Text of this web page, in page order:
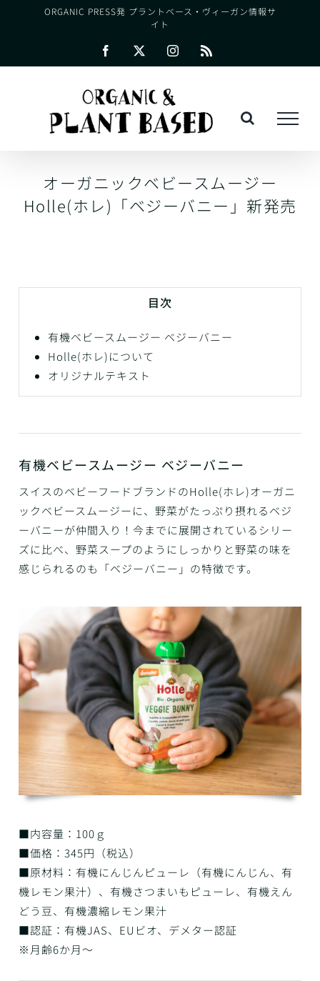
ORGANIC PRESS発 プラントベース・ヴィーガン情報サ
イト
Facebook Instagram
オーガニックベビースムージー
Holle(ホレ)「ベジーバニー」新発売
目次
有機ベビースムージー ベジーバニー
Holle(ホレ)について
オリジナルテキスト
有機ベビースムージー ベジーバニー
スイスのベビーフードブランドのHolle(ホレ)オーガニ
ックベビースムージーに、野菜がたっぷり摂れるベジ
ーバニーが仲間入り！今までに展開されているシリー
ズに比べ、野菜スープのようにしっかりと野菜の味を
感じられるのも「ベジーバニー」の特徴です。
■内容量：100ｇ
■価格：345円（税込）
■原材料：有機にんじんピューレ（有機にんじん、有
機レモン果汁）、有機さつまいもピューレ、有機えん
どう豆、有機濃縮レモン果汁
■認証：有機JAS、EUビオ、デメター認証
※月齢6か月～